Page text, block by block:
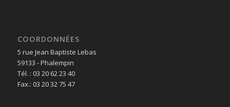
COORDONNÉES
5 rue Jean Baptiste Lebas
59133 - Phalempin
Tél. : 03 20 62 23 40
Fax.: 03 20 32 75 47